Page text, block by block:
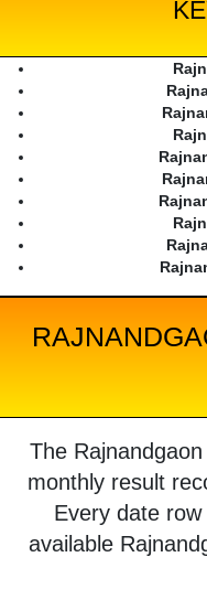
The
monthly result
Every date
available